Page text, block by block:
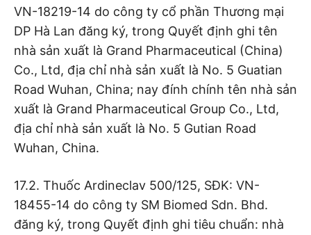
VN-18219-14 do công ty cổ phần Thương mại
DP Hà Lan đăng ký, trong Quyết định ghi tên
nhà sản xuất là Grand Pharmaceutical (China)
Co., Ltd, địa chỉ nhà sản xuất là No. 5 Guatian
Road Wuhan, China; nay đính chính tên nhà sản
xuất là Grand Pharmaceutical Group Co., Ltd,
địa chỉ nhà sản xuất là No. 5 Gutian Road
Wuhan, China.
17.2. Thuốc Ardineclav 500/125, SĐK: VN-
18455-14 do công ty SM Biomed Sdn. Bhd.
đăng ký, trong Quyết định ghi tiêu chuẩn: nhà